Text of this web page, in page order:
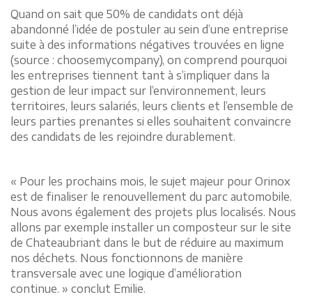
Quand on sait que 50% de candidats ont déjà
abandonné l’idée de postuler au sein d’une entreprise
suite à des informations négatives trouvées en ligne
(source : choosemycompany), on comprend pourquoi
les entreprises tiennent tant à s’impliquer dans la
gestion de leur impact sur l’environnement, leurs
territoires, leurs salariés, leurs clients et l’ensemble de
leurs parties prenantes si elles souhaitent convaincre
des candidats de les rejoindre durablement.
« Pour les prochains mois, le sujet majeur pour Orinox
est de finaliser le renouvellement du parc automobile.
Nous avons également des projets plus localisés. Nous
allons par exemple installer un composteur sur le site
de Chateaubriant dans le but de réduire au maximum
nos déchets. Nous fonctionnons de manière
transversale avec une logique d’amélioration
continue. » conclut Emilie.